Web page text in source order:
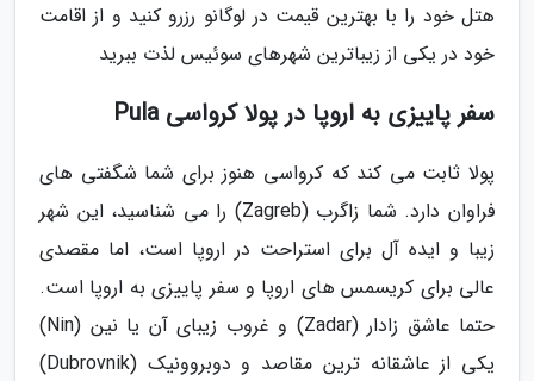
هتل خود را با بهترین قیمت در لوگانو رزرو کنید و از اقامت
خود در یکی از زیباترین شهرهای سوئیس لذت ببرید
سفر پاییزی به اروپا در پولا کرواسی Pula
پولا ثابت می کند که کرواسی هنوز برای شما شگفتی های
فراوان دارد. شما زاگرب (Zagreb) را می شناسید، این شهر
زیبا و ایده آل برای استراحت در اروپا است، اما مقصدی
عالی برای کریسمس های اروپا و سفر پاییزی به اروپا است.
حتما عاشق زادار (Zadar) و غروب زیبای آن یا نین (Nin)
یکی از عاشقانه ترین مقاصد و دوبروونیک (Dubrovnik)